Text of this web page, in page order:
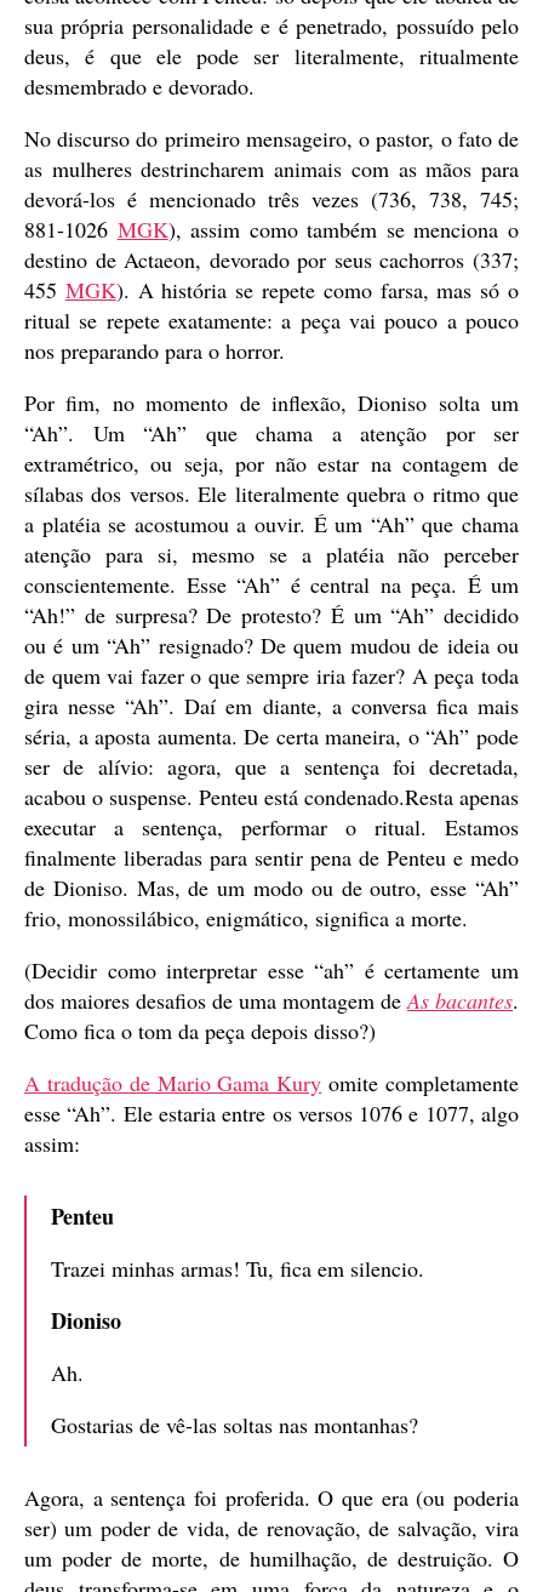
sua própria personalidade e é penetrado, possuído pelo
deus, é que ele pode ser literalmente, ritualmente
desmembrado e devorado.
No discurso do primeiro mensageiro, o pastor, o fato de
as mulheres destrincharem animais com as mãos para
devorá-los é mencionado três vezes (736, 738, 745;
881-1026 MGK), assim como também se menciona o
destino de Actaeon, devorado por seus cachorros (337;
455 MGK). A história se repete como farsa, mas só o
ritual se repete exatamente: a peça vai pouco a pouco
nos preparando para o horror.
Por fim, no momento de inflexão, Dioniso solta um
“Ah”. Um “Ah” que chama a atenção por ser
extramétrico, ou seja, por não estar na contagem de
sílabas dos versos. Ele literalmente quebra o ritmo que
a platéia se acostumou a ouvir. É um “Ah” que chama
atenção para si, mesmo se a platéia não perceber
conscientemente. Esse “Ah” é central na peça. É um
“Ah!” de surpresa? De protesto? É um “Ah” decidido
ou é um “Ah” resignado? De quem mudou de ideia ou
de quem vai fazer o que sempre iria fazer? A peça toda
gira nesse “Ah”. Daí em diante, a conversa fica mais
séria, a aposta aumenta. De certa maneira, o “Ah” pode
ser de alívio: agora, que a sentença foi decretada,
acabou o suspense. Penteu está condenado.Resta apenas
executar a sentença, performar o ritual. Estamos
finalmente liberadas para sentir pena de Penteu e medo
de Dioniso. Mas, de um modo ou de outro, esse “Ah”
frio, monossilábico, enigmático, significa a morte.
(Decidir como interpretar esse “ah” é certamente um
dos maiores desafios de uma montagem deAs bacantes.
Como fica o tom da peça depois disso?)
A tradução de Mario Gama Kury omite completamente
esse “Ah”. Ele estaria entre os versos 1076 e 1077, algo
assim:
Penteu
Trazei minhas armas! Tu, fica em silencio.
Dioniso
Ah.
Gostarias de vê-las soltas nas montanhas?
Agora, a sentença foi proferida. O que era (ou poderia
ser) um poder de vida, de renovação, de salvação, vira
um poder de morte, de humilhação, de destruição. O